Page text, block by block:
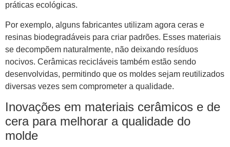
práticas ecológicas.
Por exemplo, alguns fabricantes utilizam agora ceras e
resinas biodegradáveis ​​para criar padrões. Esses materiais
se decompõem naturalmente, não deixando resíduos
nocivos. Cerâmicas recicláveis ​​também estão sendo
desenvolvidas, permitindo que os moldes sejam reutilizados
diversas vezes sem comprometer a qualidade.
Inovações em materiais cerâmicos e de
cera para melhorar a qualidade do
molde